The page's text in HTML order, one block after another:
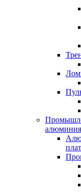
алюминия